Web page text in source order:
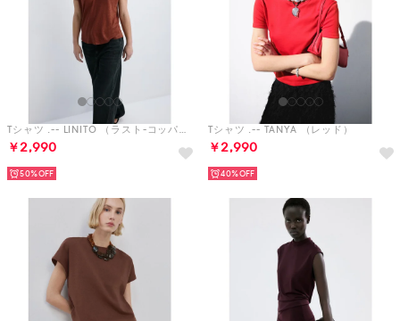
Tシャツ .-- LINITO （ラスト-コッパー）
￥2,990
50%
Tシャツ .-- TANYA （レッド）
￥2,990
40%